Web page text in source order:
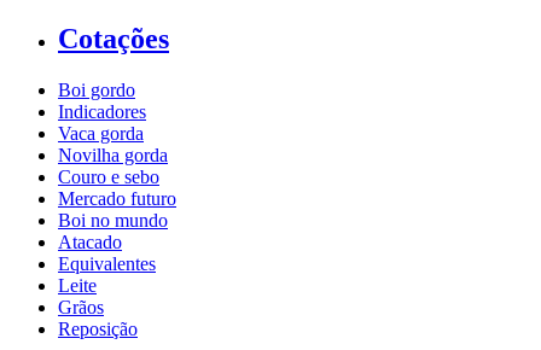
Cotações
Boi gordo
Indicadores
Vaca gorda
Novilha gorda
Couro e sebo
Mercado futuro
Boi no mundo
Atacado
Equivalentes
Leite
Grãos
Reposição